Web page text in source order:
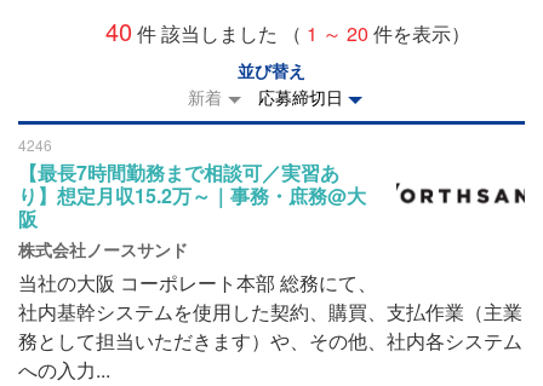
40 件 該当しました （ 1 ～ 20 件を表示）
並び替え
新着
応募締切日
4246
【最長7時間勤務まで相談可／実習あ
り】想定月収15.2万～｜事務・庶務@大
阪
株式会社ノースサンド
当社の大阪 コーポレート本部 総務にて、
社内基幹システムを使用した契約、購買、支払作業（主業
務として担当いただきます）や、その他、社内各システム
への入力...